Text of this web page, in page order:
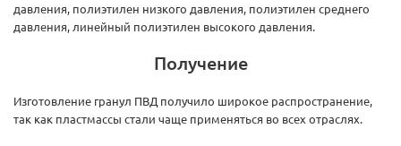
давления, полиэтилен низкого давления, полиэтилен среднего
давления, линейный полиэтилен высокого давления.
Получение
Изготовление гранул ПВД получило широкое распространение,
так как пластмассы стали чаще применяться во всех отраслях.